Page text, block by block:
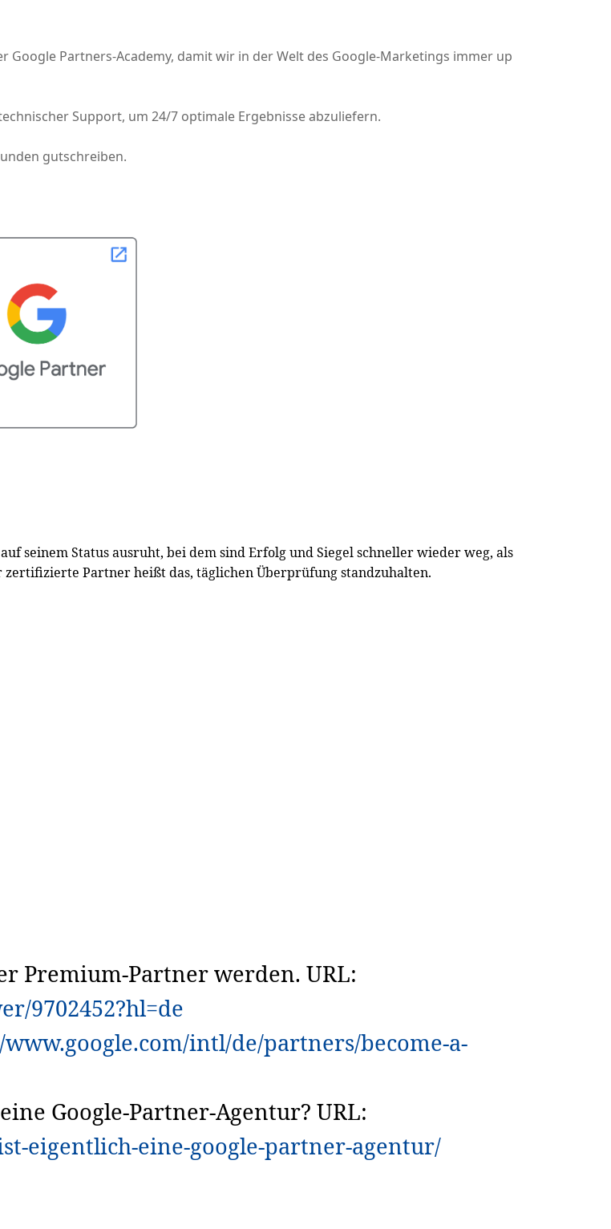
Partners-Academy, damit wir in der Welt des Google-Marketings immer up
Support, um 24/7 optimale Ergebnisse abzuliefern.
gutschreiben.
seinem Status ausruht, bei dem sind Erfolg und Siegel schneller wieder weg, als
Partner heißt das, täglichen Überprüfung standzuhalten.
Premium-Partner werden. URL:
9702452?hl=de
intl/de/partners/become-a-
Google-Partner-Agentur? URL:
eigentlich-eine-google-partner-agentur/